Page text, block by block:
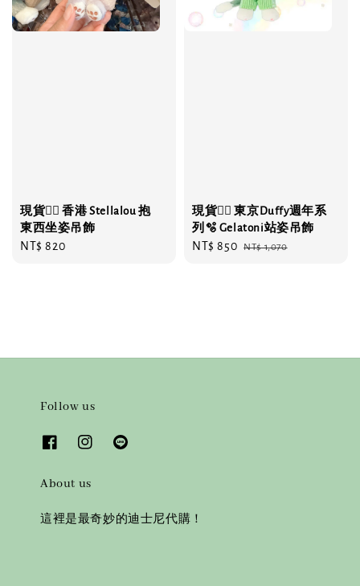
現貨❤️‍🔥 香港 Stellalou 抱
東西坐姿吊飾
Regular
NT$ 820
現貨❤️‍🔥 東京Duffy週年系
列🫧 Gelatoni站姿吊飾
Sale
NT$ 850 Regular
NT$ 1,070
Follow us
About us
這裡是最奇妙的迪士尼代購！